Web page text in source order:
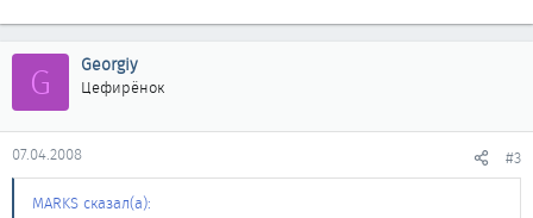
G Georgiy
Цефирёнок
07.04.2008 #3
MARKS сказал(а):